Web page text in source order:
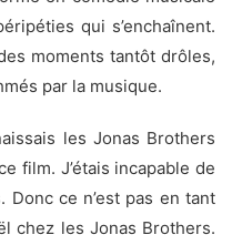
qui s’enchaînent.
moments tantôt drôles,
par la musique.
les Jonas Brothers
film. J’étais incapable de
ce n’est pas en tant
chez les Jonas Brothers.